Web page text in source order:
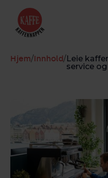
Hjem/Innhold/Leie
service